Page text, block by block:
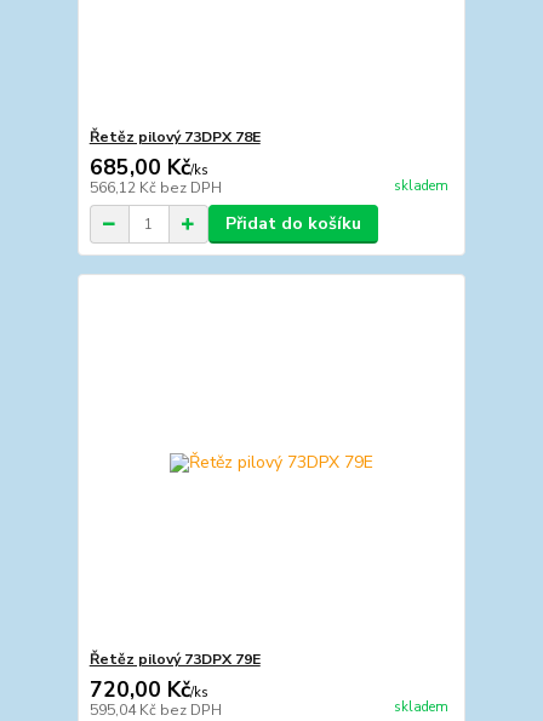
Řetěz pilový 73DPX 78E
685,00 Kč/ks
566,12 Kč bez DPH skladem
Přidat do košíku
Řetěz pilový 73DPX 79E
720,00 Kč/ks
595,04 Kč bez DPH skladem